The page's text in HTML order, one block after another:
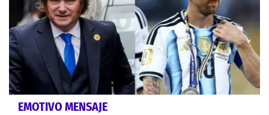
EMOTIVO MENSAJE